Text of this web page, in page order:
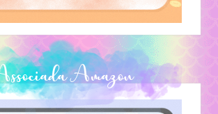
Amazon